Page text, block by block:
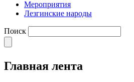
Мероприятия
Лезгинские народы
Поиск
Главная лента